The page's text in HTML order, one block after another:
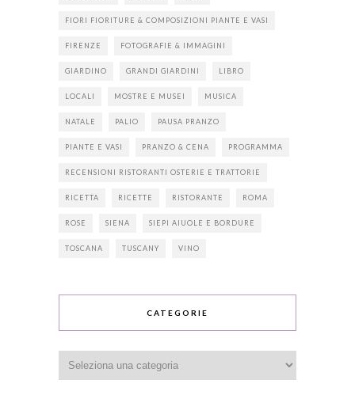
FIORI FIORITURE & COMPOSIZIONI PIANTE E VASI
FIRENZE FOTOGRAFIE & IMMAGINI
GIARDINO GRANDI GIARDINI LIBRO
LOCALI MOSTRE E MUSEI MUSICA
NATALE PALIO PAUSA PRANZO
PIANTE E VASI PRANZO & CENA PROGRAMMA
RECENSIONI RISTORANTI OSTERIE E TRATTORIE
RICETTA RICETTE RISTORANTE ROMA
ROSE SIENA SIEPI AIUOLE E BORDURE
TOSCANA TUSCANY VINO
CATEGORIE